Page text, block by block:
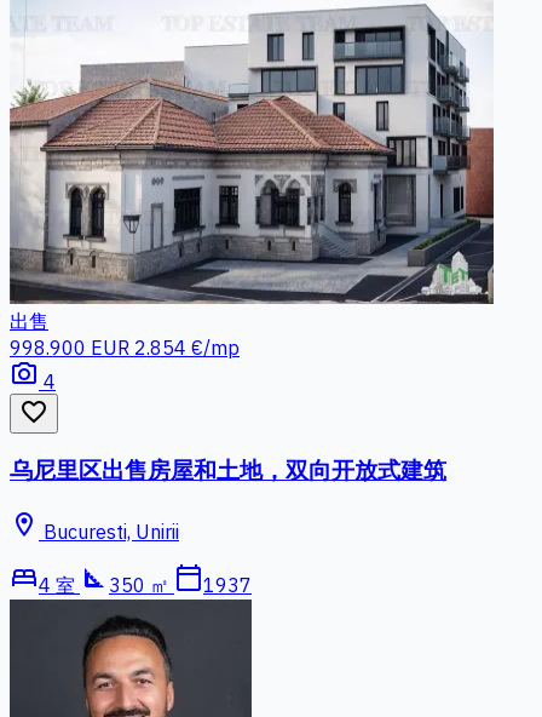
出售
998.900 EUR 2.854 €/mp
photo_camera 4
favorite_border
乌尼里区出售房屋和土地，双向开放式建筑
location_on Bucuresti, Unirii
bed4 室 square_foot 350 ㎡ calendar_today1937